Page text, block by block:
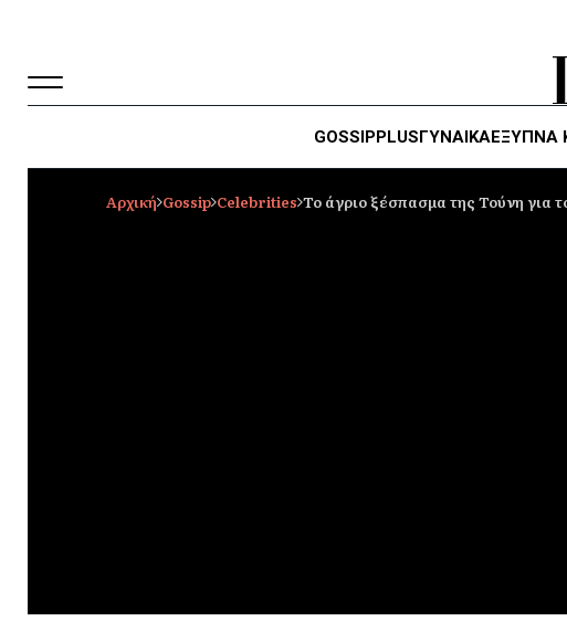
GOSSIPPLUSΓΥΝΑΙΚΑΈΞΥΠΝΑ
Αρχική Gossip Celebrities Το άγριο ξέσπασμα της Τούνη για